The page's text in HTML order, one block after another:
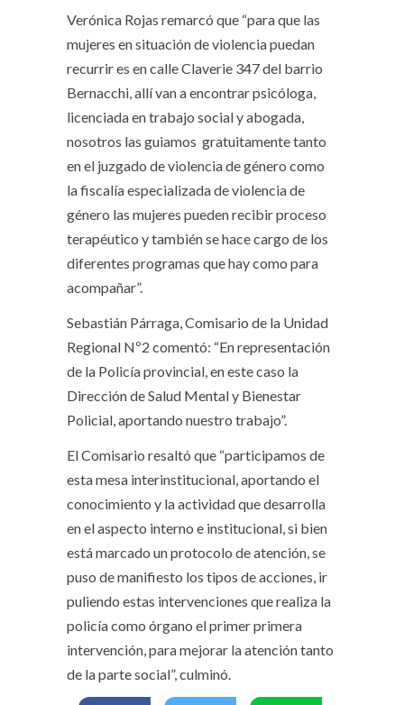
Verónica Rojas remarcó que “para que las
mujeres en situación de violencia puedan
recurrir es en calle Claverie 347 del barrio
Bernacchi, allí van a encontrar psicóloga,
licenciada en trabajo social y abogada,
nosotros las guiamos gratuitamente tanto
en el juzgado de violencia de género como
la fiscalía especializada de violencia de
género las mujeres pueden recibir proceso
terapéutico y también se hace cargo de los
diferentes programas que hay como para
acompañar”.
Sebastián Párraga, Comisario de la Unidad
Regional Nº2 comentó: “En representación
de la Policía provincial, en este caso la
Dirección de Salud Mental y Bienestar
Policial, aportando nuestro trabajo”.
El Comisario resaltó que “participamos de
esta mesa interinstitucional, aportando el
conocimiento y la actividad que desarrolla
en el aspecto interno e institucional, si bien
está marcado un protocolo de atención, se
puso de manifiesto los tipos de acciones, ir
puliendo estas intervenciones que realiza la
policía como órgano el primer primera
intervención, para mejorar la atención tanto
de la parte social”, culminó.